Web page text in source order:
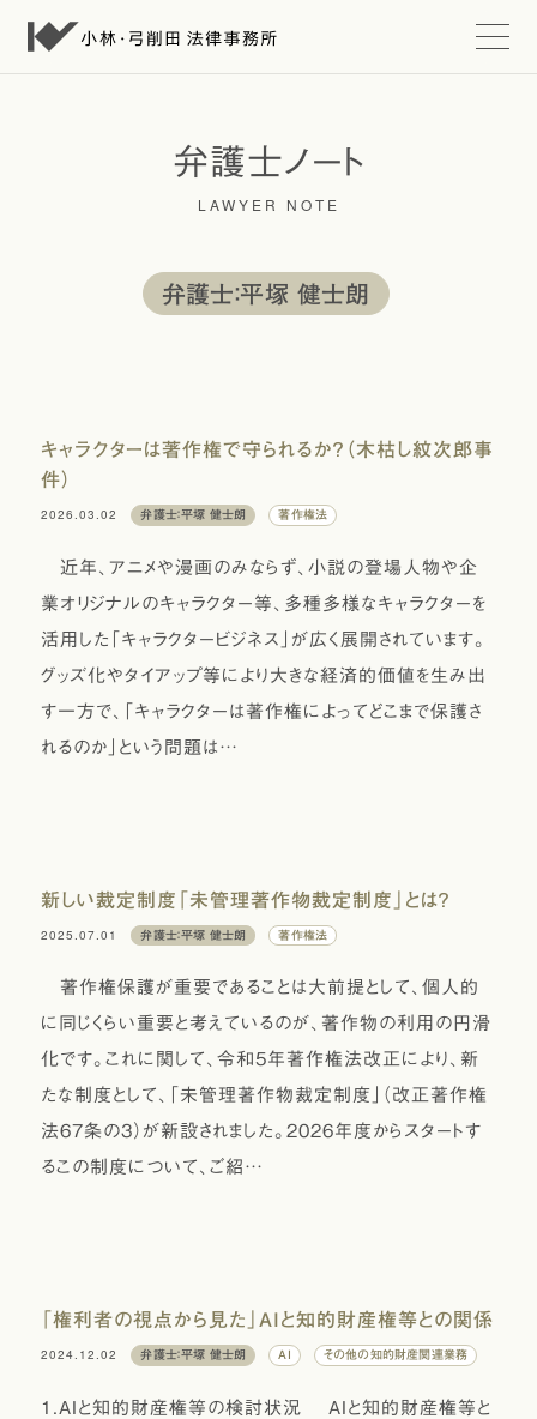
t
弁護士ノート
LAWYER NOTE
弁護士：平塚 健士朗
キャラクターは著作権で守られるか？（木枯し紋次郎事
件）
2026.03.02 弁護士：平塚 健士朗 著作権法
近年、アニメや漫画のみならず、小説の登場人物や企
業オリジナルのキャラクター等、多種多様なキャラクターを
活用した「キャラクタービジネス」が広く展開されています。
グッズ化やタイアップ等により大きな経済的価値を生み出
す一方で、「キャラクターは著作権によってどこまで保護さ
れるのか」という問題は…
新しい裁定制度「未管理著作物裁定制度」とは？
2025.07.01 弁護士：平塚 健士朗 著作権法
著作権保護が重要であることは大前提として、個人的
に同じくらい重要と考えているのが、著作物の利用の円滑
化です。これに関して、令和5年著作権法改正により、新
たな制度として、「未管理著作物裁定制度」（改正著作権
法67条の3）が新設されました。2026年度からスタートす
るこの制度について、ご紹…
「権利者の視点から見た」AIと知的財産権等との関係
2024.12.02 弁護士：平塚 健士朗 AI その他の知的財産関連業務
1.AIと知的財産権等の検討状況 AIと知的財産権等と